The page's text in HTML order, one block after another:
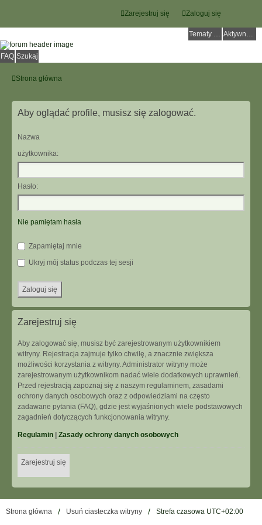
Zaloguj się
Zarejestruj się
Tematy bez odpowiedzi Aktywne tematy
FAQ Szukaj
Strona główna
Aby oglądać profile, musisz się zalogować.
Nazwa
użytkownika:
Hasło:
Nie pamiętam hasła
Zapamiętaj mnie
Ukryj mój status podczas tej sesji
Zarejestruj się
Aby zalogować się, musisz być zarejestrowanym użytkownikiem
witryny. Rejestracja zajmuje tylko chwilę, a znacznie zwiększa
możliwości korzystania z witryny. Administrator witryny może
zarejestrowanym użytkownikom nadać wiele dodatkowych uprawnień.
Przed rejestracją zapoznaj się z naszym regulaminem, zasadami
ochrony danych osobowych oraz z odpowiedziami na często
zadawane pytania (FAQ), gdzie jest wyjaśnionych wiele podstawowych
zagadnień dotyczących funkcjonowania witryny.
Regulamin Zasady ochrony danych osobowych
Zarejestruj się
Strona główna Usuń ciasteczka witryny Strefa czasowa UTC+02:00